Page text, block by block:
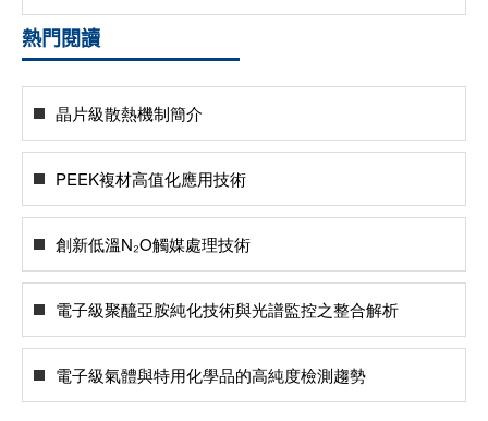
熱門閱讀
晶片級散熱機制簡介
PEEK複材高值化應用技術
創新低溫N₂O觸媒處理技術
電子級聚醯亞胺純化技術與光譜監控之整合解析
電子級氣體與特用化學品的高純度檢測趨勢